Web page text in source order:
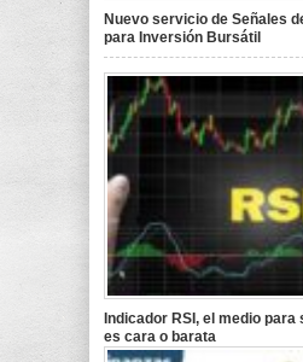
Nuevo servicio de Señales
para Inversión Bursátil
Indicador RSI, el medio
es cara o barata